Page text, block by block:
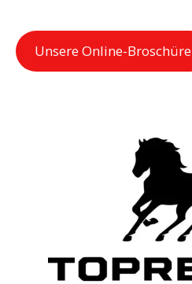
Unsere Online-Broschüre